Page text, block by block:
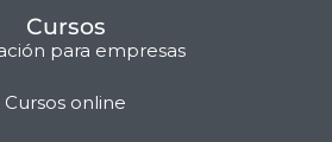
Cursos
para empresas
Cursos online